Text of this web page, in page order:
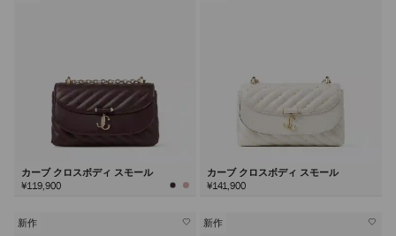
カーブ クロスボディ スモール
¥119,900
カーブ クロスボディ スモール
¥141,900
新作 新作